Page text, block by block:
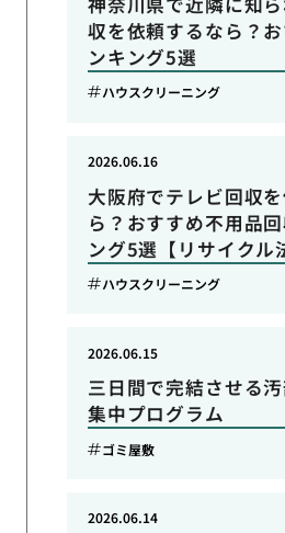
収を依頼するなら？
ンキング5選
ハウスクリーニング
大阪府でテレビ回収
ら？おすすめ不用品
ング5選【リサイクル
2026.06.16
ハウスクリーニング
三日間で完結させる
集中プログラム
2026.06.15
ゴミ屋敷
2026.06.14